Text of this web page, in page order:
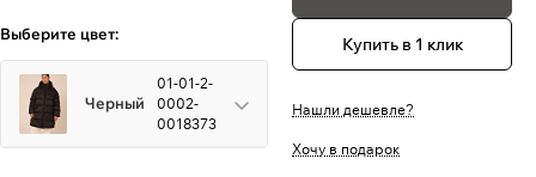
Выберите цвет:
Черный
01-01-2-
0002-
0018373
Купить в 1 клик
Нашли дешевле?
Хочу в подарок